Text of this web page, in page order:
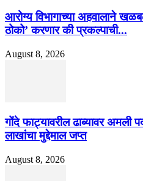
आरोग्य विभागाच्या अहवालाने
ठोको’ करणार की प्रकल्पाची...
August 8, 2026
गोंदे फाट्यावरील ढाब्यावर अमली
लाखांचा मुद्देमाल जप्त
August 8, 2026